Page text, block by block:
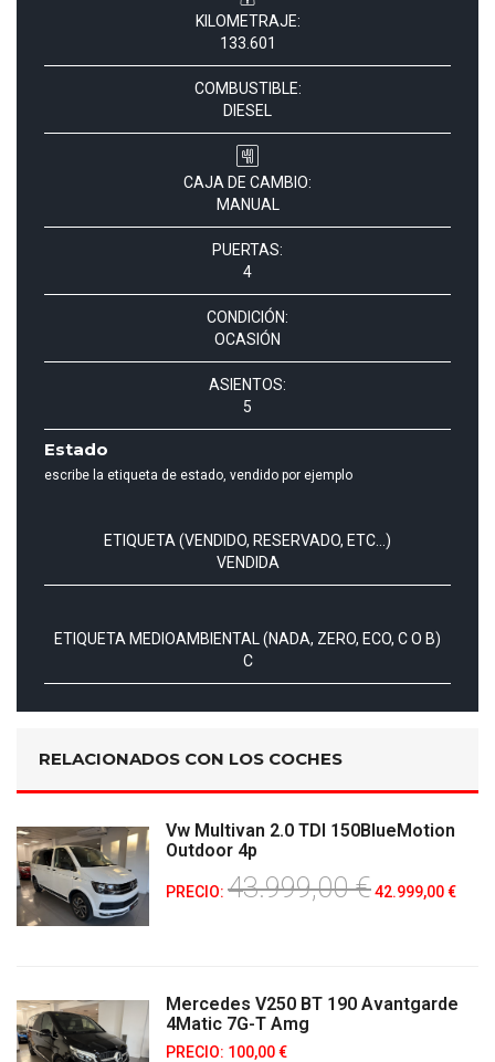
KILOMETRAJE:
133.601
COMBUSTIBLE:
DIESEL
CAJA DE CAMBIO:
MANUAL
PUERTAS:
4
CONDICIÓN:
OCASIÓN
ASIENTOS:
5
Estado
escribe la etiqueta de estado, vendido por ejemplo
ETIQUETA (VENDIDO, RESERVADO, ETC...)
VENDIDA
ETIQUETA MEDIOAMBIENTAL (NADA, ZERO, ECO, C O B)
C
RELACIONADOS CON LOS COCHES
Vw Multivan 2.0 TDI 150BlueMotion
Outdoor 4p
PRECIO: 43.999,00 €42.999,00 €
Mercedes V250 BT 190 Avantgarde
4Matic 7G-T Amg
PRECIO: 100,00 €